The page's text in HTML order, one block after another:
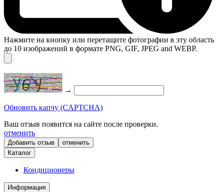
Нажмите на кнопку или перетащите фотографии в эту область
до 10 изображений в формате PNG, GIF, JPEG and WEBP.
→
Обновить капчу (CAPTCHA)
Ваш отзыв появится на сайте после проверки.
отменить
отменить
Каталог
Кондиционеры
Информация